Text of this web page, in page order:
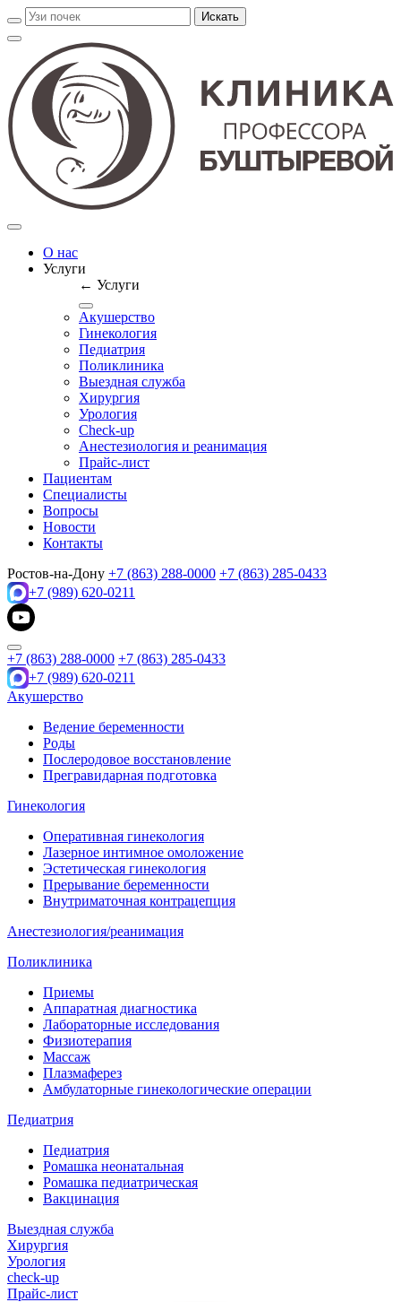
О нас
Услуги
← Услуги
Акушерство
Гинекология
Педиатрия
Поликлиника
Выездная служба
Хирургия
Урология
Check-up
Анестезиология и реанимация
Прайс-лист
Пациентам
Специалисты
Вопросы
Новости
Контакты
Ростов-на-Дону +7 (863) 288-0000 +7 (863) 285-0433
+7 (989) 620-0211
+7 (863) 288-0000 +7 (863) 285-0433
+7 (989) 620-0211
Акушерство
Ведение беременности
Роды
Послеродовое восстановление
Прегравидарная подготовка
Гинекология
Оперативная гинекология
Лазерное интимное омоложение
Эстетическая гинекология
Прерывание беременности
Внутриматочная контрацепция
Анестезиология/реанимация
Поликлиника
Приемы
Аппаратная диагностика
Лабораторные исследования
Физиотерапия
Массаж
Плазмаферез
Амбулаторные гинекологические операции
Педиатрия
Педиатрия
Ромашка неонатальная
Ромашка педиатрическая
Вакцинация
Выездная служба
Хирургия
Урология
check-up
Прайс-лист